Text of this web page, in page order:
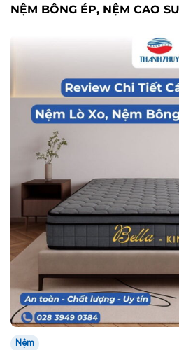
NỆM BÔNG ÉP, NỆM CAO SU
Nệm